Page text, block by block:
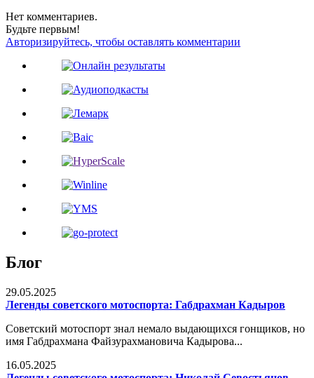
Нет комментариев.
Будьте первым!
Авторизируйтесь, чтобы оставлять комментарии
Блог
29.05.2025
Легенды советского мотоспорта: Габдрахман Кадыров
Советский мотоспорт знал немало выдающихся гонщиков, но
имя Габдрахмана Файзурахмановича Кадырова...
16.05.2025